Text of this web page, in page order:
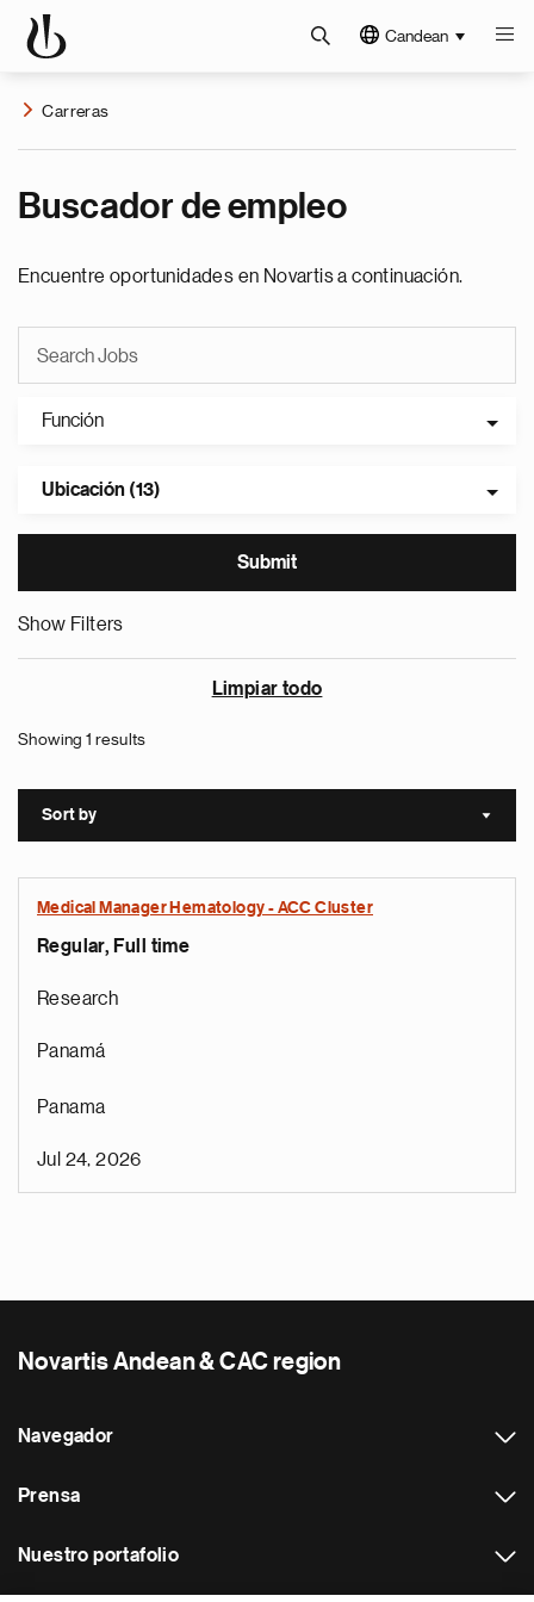
Candean
Carreras
Buscador de empleo
Encuentre oportunidades en Novartis a continuación.
Función
Ubicación (13)
Show Filters
Limpiar todo
Showing 1 results
Sort by Sort
Medical Manager Hematology - ACC Cluster
Regular, Full time
Research
Panamá
Panama
Jul 24, 2026
Novartis Andean & CAC region
Navegador
Prensa
Nuestro portafolio